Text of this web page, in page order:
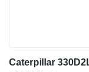
Caterpillar